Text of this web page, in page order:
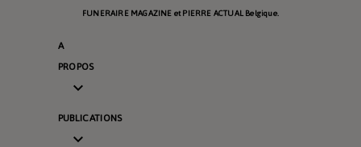
FUNERAIRE MAGAZINE et PIERRE ACTUAL Belgique.
A
PROPOS

PUBLICATIONS
